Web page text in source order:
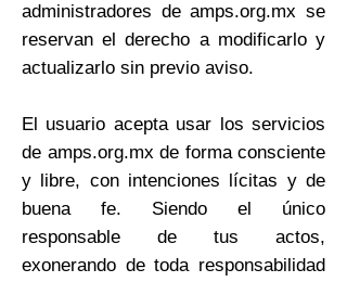
administradores de amps.org.mx se
reservan el derecho a modificarlo y
actualizarlo sin previo aviso.
El usuario acepta usar los servicios
de amps.org.mx de forma consciente
y libre, con intenciones lícitas y de
buena fe. Siendo el único
responsable de tus actos,
exonerando de toda responsabilidad